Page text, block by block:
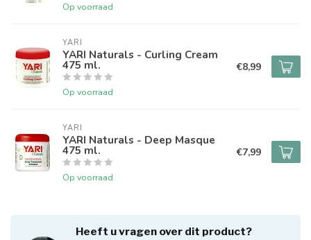
Op voorraad
YARI
YARI Naturals - Curling Cream
475 ml.
Op voorraad
€8,99
YARI
YARI Naturals - Deep Masque
475 ml.
Op voorraad
€7,99
Heeft u vragen over dit product?